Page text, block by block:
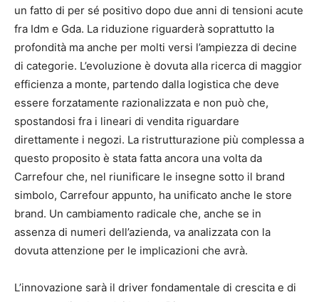
un fatto di per sé positivo dopo due anni di tensioni acute
fra Idm e Gda. La riduzione riguarderà soprattutto la
profondità ma anche per molti versi l’ampiezza di decine
di categorie. L’evoluzione è dovuta alla ricerca di maggior
efficienza a monte, partendo dalla logistica che deve
essere forzatamente razionalizzata e non può che,
spostandosi fra i lineari di vendita riguardare
direttamente i negozi. La ristrutturazione più complessa a
questo proposito è stata fatta ancora una volta da
Carrefour che, nel riunificare le insegne sotto il brand
simbolo, Carrefour appunto, ha unificato anche le store
brand. Un cambiamento radicale che, anche se in
assenza di numeri dell’azienda, va analizzata con la
dovuta attenzione per le implicazioni che avrà.
L’innovazione sarà il driver fondamentale di crescita e di